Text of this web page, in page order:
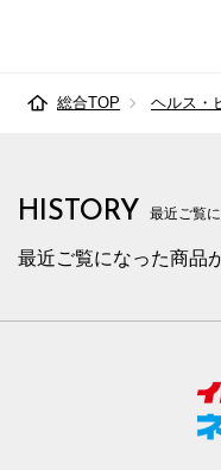
総合TOP ヘルス・
HISTORY 最近ご覧
最近ご覧になった商品